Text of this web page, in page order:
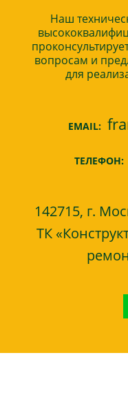
Наш
вопросам и
для
EMAIL:
ТЕЛЕФОН:
142715, г.
ТК